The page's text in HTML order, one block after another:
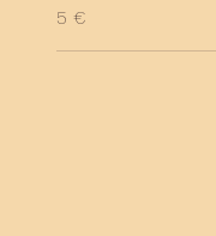
5 €